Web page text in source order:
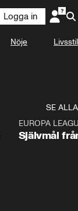
Logga in
Nöje Livsstil
SE ALLA
EUROPA
Självmål